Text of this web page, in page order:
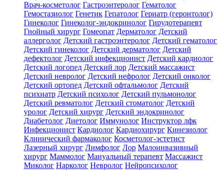
Врач-косметолог Гастроэнтеролог Гематолог
Гемостазиолог Генетик Гепатолог Гериатр (геронтолог)
Гинеколог Гинеколог-эндокринолог Гирудотерапевт
Гнойный хирург Гомеопат Дерматолог Детский
аллерголог Детский гастроэнтеролог Детский гематолог
Детский гинеколог Детский дерматолог Детский
дефектолог Детский инфекционист Детский кардиолог
Детский логопед Детский лор Детский массажист
Детский невролог Детский нефролог Детский онколог
Детский ортопед Детский офтальмолог Детский
психиатр Детский психолог Детский пульмонолог
Детский ревматолог Детский стоматолог Детский
уролог Детский хирург Детский эндокринолог
Диабетолог Диетолог Иммунолог Инструктор лфк
Инфекционист Кардиолог Кардиохирург Кинезиолог
Клинический фармаколог Косметолог-эстетист
Лазерный хирург Лимфолог Лор Малоинвазивный
хирург Маммолог Мануальный терапевт Массажист
Миколог Нарколог Невролог Нейропсихолог